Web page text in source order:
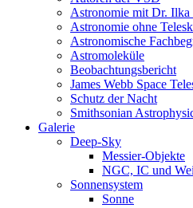
Astronomie mit Dr. Ilka
Astronomie ohne
Astronomische
Astromoleküle
Beobachtungsbericht
James Webb Space
Schutz der Nacht
Smithsonian
Galerie
Deep-Sky
Messier-Objekte
NGC, IC und
Sonnensystem
Sonne